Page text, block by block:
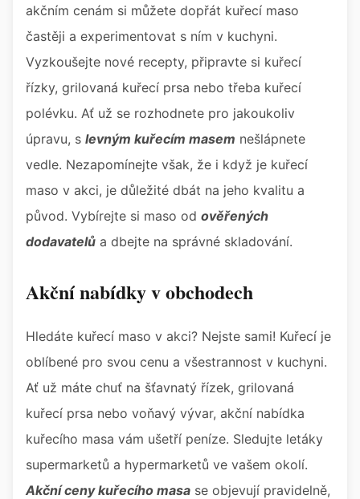
akčním cenám si můžete dopřát kuřecí maso
častěji a experimentovat s ním v kuchyni.
Vyzkoušejte nové recepty, připravte si kuřecí
řízky, grilovaná kuřecí prsa nebo třeba kuřecí
polévku. Ať už se rozhodnete pro jakoukoliv
úpravu, s levným kuřecím masem nešlápnete
vedle. Nezapomínejte však, že i když je kuřecí
maso v akci, je důležité dbát na jeho kvalitu a
původ. Vybírejte si maso od ověřených
dodavatelů a dbejte na správné skladování.
Akční nabídky v obchodech
Hledáte kuřecí maso v akci? Nejste sami! Kuřecí je
oblíbené pro svou cenu a všestrannost v kuchyni.
Ať už máte chuť na šťavnatý řízek, grilovaná
kuřecí prsa nebo voňavý vývar, akční nabídka
kuřecího masa vám ušetří peníze. Sledujte letáky
supermarketů a hypermarketů ve vašem okolí.
Akční ceny kuřecího masa se objevují pravidelně,